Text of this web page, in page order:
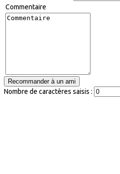
Commentaire
Nombre de caractères saisis :